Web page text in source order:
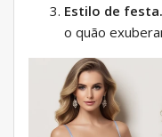
Estilo de festa.
o quão